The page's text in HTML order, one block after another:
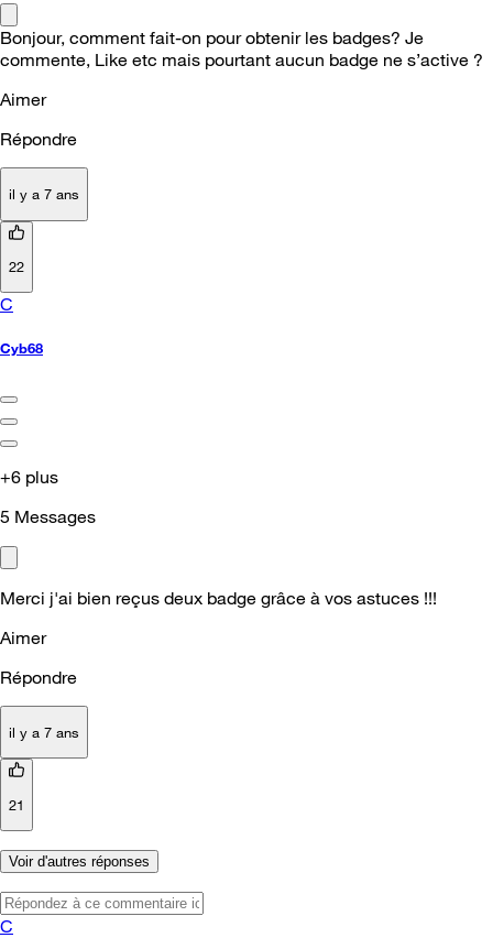
Bonjour, comment fait-on pour obtenir les badges? Je
commente, Like etc mais pourtant aucun badge ne s’active ?
Aimer
Répondre
il y a 7 ans
22
C
Cyb68
+6 plus
5 Messages
Merci j'ai bien reçus deux badge grâce à vos astuces !!!
Aimer
Répondre
il y a 7 ans
21
Voir d'autres réponses
C